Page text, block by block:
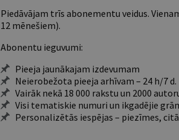
Piedāvājam trīs abonementu veidus.
12 mēnešiem).
Abonentu ieguvumi:
Pieeja jaunākajam izdevumam
Neierobežota pieeja arhīvam – 24 h/7 d.
Vairāk nekā 18 000 rakstu un 2000
Visi tematiskie numuri un ikgadējie
Personalizētās iespējas – piezīmes,